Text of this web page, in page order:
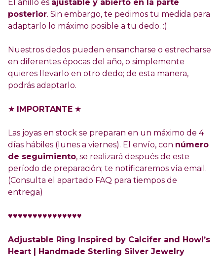
El anillo es ajustable y abierto en la parte
posterior. Sin embargo, te pedimos tu medida para
adaptarlo lo máximo posible a tu dedo. :)
Nuestros dedos pueden ensancharse o estrecharse
en diferentes épocas del año, o simplemente
quieres llevarlo en otro dedo; de esta manera,
podrás adaptarlo.
★ IMPORTANTE ★
Las joyas en stock se preparan en un máximo de 4
días hábiles (lunes a viernes). El envío, con número
de seguimiento, se realizará después de este
período de preparación; te notificaremos vía email.
(Consulta el apartado FAQ para tiempos de
entrega)
♥♥♥♥♥♥♥♥♥♥♥♥♥♥♥
Adjustable Ring Inspired by Calcifer and Howl’s
Heart | Handmade Sterling Silver Jewelry